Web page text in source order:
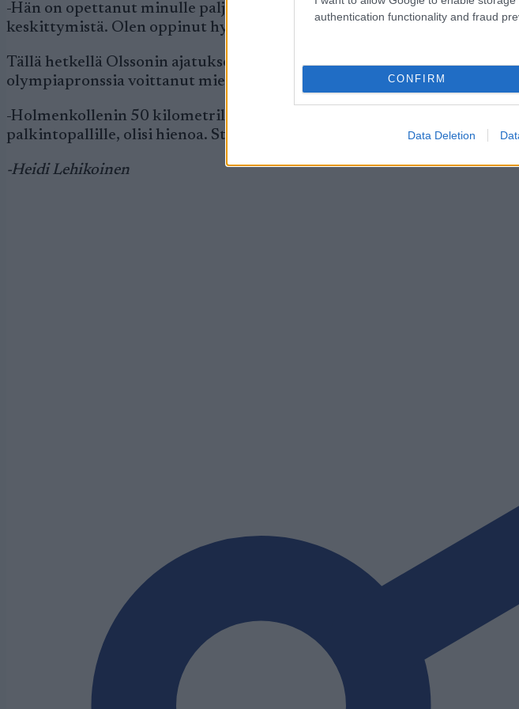
authentication functionality and fraud
CONFIRM
Data Deletion
-Hän on opettanut minulle paljon keskittymisestä. En ole ihmisenä
keskittymistä. Olen oppinut hyödyntämään vahvuuksiani, vapaa-
Tällä hetkellä Olssonin ajatukset on suunnattu Sotshin olympialaisiin,
olympiapronssia voittanut mies haluaa Sotshista kirkkaimman
-Holmenkollenin 50 kilometrillä ovat minun suurimmat
palkintopallille, olisi hienoa. Stig on kuitenkin opettanut, että pitää
-Heidi Lehikoinen